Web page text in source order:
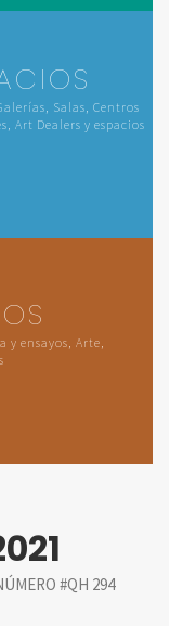
Salas, Centros
Art Dealers y espacios
y ensayos, Arte,
#QH 294